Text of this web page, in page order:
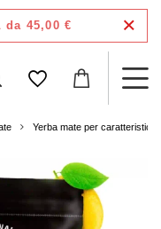
da 45,00 €
Yerba mate per caratteristiche